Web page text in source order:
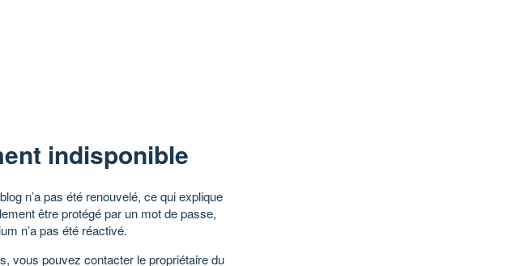
indisponible
n’a pas été renouvelé, ce qui explique
être protégé par un mot de passe,
n’a pas été réactivé.
vous pouvez contacter le propriétaire du